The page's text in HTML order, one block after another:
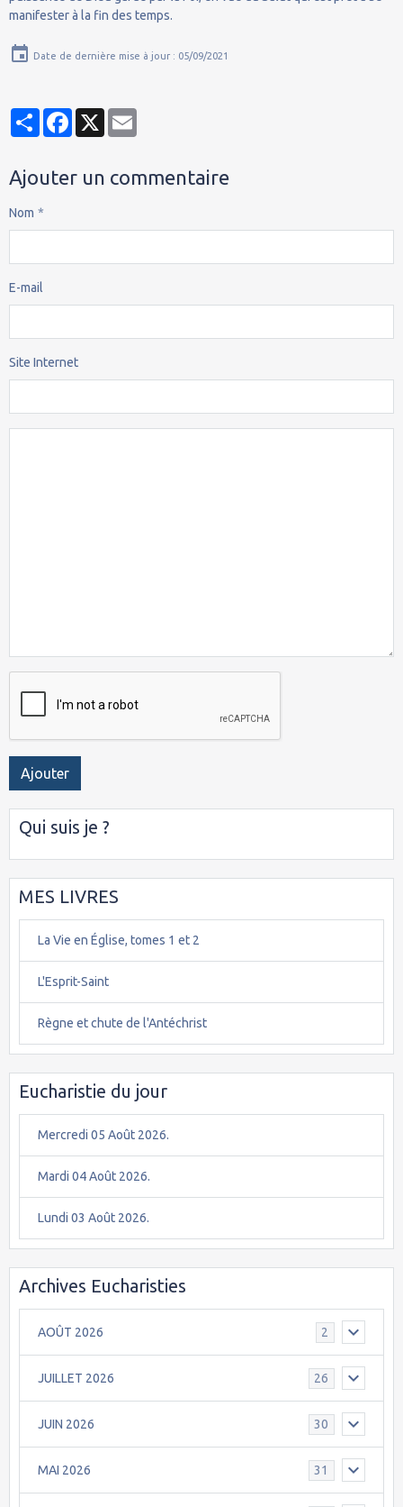
manifester à la fin des temps.
Date de dernière mise à jour : 05/09/2021
PartagerFacebook
X
Ajouter un commentaire
Nom
E-mail
Site Internet
Ajouter
Qui suis je ?
MES LIVRES
La Vie en Église, tomes 1 et 2
L'Esprit-Saint
Règne et chute de l'Antéchrist
Eucharistie du jour
Mercredi 05 Août 2026.
Mardi 04 Août 2026.
Lundi 03 Août 2026.
Archives Eucharisties
AOÛT 2026 2
JUILLET 2026 26
JUIN 2026 30
MAI 2026 31